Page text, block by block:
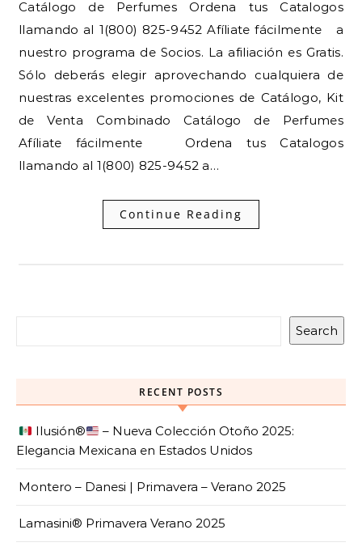
Catálogo de Perfumes Ordena tus Catalogos
llamando al 1(800) 825-9452 Afíliate fácilmente a
nuestro programa de Socios. La afiliación es Gratis.
Sólo deberás elegir aprovechando cualquiera de
nuestras excelentes promociones de Catálogo, Kit
de Venta Combinado Catálogo de Perfumes
Afíliate fácilmente Ordena tus Catalogos
llamando al 1(800) 825-9452 a…
Continue Reading
Search
RECENT POSTS
Ilusión®️
– Nueva Colección Otoño 2025:
Elegancia Mexicana en Estados Unidos
Montero – Danesi | Primavera – Verano 2025
Lamasini® Primavera Verano 2025